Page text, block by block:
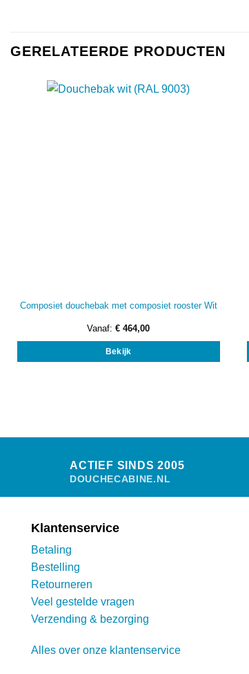
GERELATEERDE PRODUCTEN
Composiet douchebak met composiet rooster Wit
Vanaf:€ 464,00
Bekijk
kan
ACTIEF SINDS 2005
DOUCHECABINE.NL
Klantenservice
Betaling
Bestelling
Retourneren
Veel gestelde vragen
Verzending & bezorging
Alles over onze klantenservice